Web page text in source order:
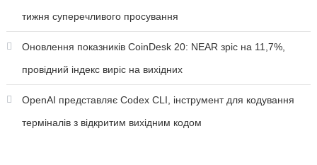
тижня суперечливого просування
Оновлення показників CoinDesk 20: NEAR зріс на 11,7%,
провідний індекс виріс на вихідних
OpenAI представляє Codex CLI, інструмент для кодування
терміналів з відкритим вихідним кодом